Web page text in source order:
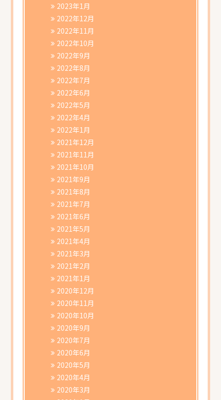
2023年1月
2022年12月
2022年11月
2022年10月
2022年9月
2022年8月
2022年7月
2022年6月
2022年5月
2022年4月
2022年1月
2021年12月
2021年11月
2021年10月
2021年9月
2021年8月
2021年7月
2021年6月
2021年5月
2021年4月
2021年3月
2021年2月
2021年1月
2020年12月
2020年11月
2020年10月
2020年9月
2020年7月
2020年6月
2020年5月
2020年4月
2020年3月